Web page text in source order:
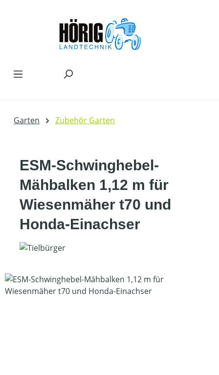
Garten Zubehör Garten
ESM-Schwinghebel-
Mähbalken 1,12 m für
Wiesenmäher t70 und
Honda-Einachser
Bildergalerie überspringen